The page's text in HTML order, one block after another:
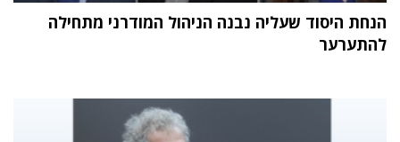
הנחת היסוד שעליה נבנה הניהול המודרני מתחילה
להתערער